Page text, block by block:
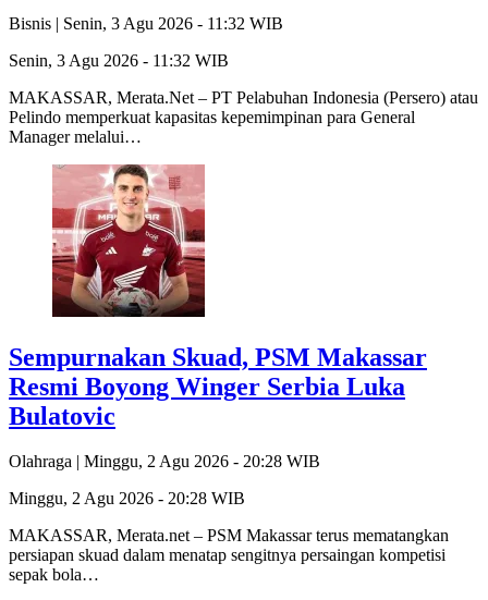
Bisnis | Senin, 3 Agu 2026 - 11:32 WIB
Senin, 3 Agu 2026 - 11:32 WIB
MAKASSAR, Merata.Net – PT Pelabuhan Indonesia (Persero) atau
Pelindo memperkuat kapasitas kepemimpinan para General
Manager melalui…
Sempurnakan Skuad, PSM Makassar
Resmi Boyong Winger Serbia Luka
Bulatovic
Olahraga | Minggu, 2 Agu 2026 - 20:28 WIB
Minggu, 2 Agu 2026 - 20:28 WIB
MAKASSAR, Merata.net – PSM Makassar terus mematangkan
persiapan skuad dalam menatap sengitnya persaingan kompetisi
sepak bola…